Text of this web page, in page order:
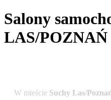
Salony
LAS/POZNAŃ
W mieście Suchy Las/